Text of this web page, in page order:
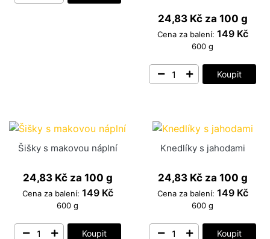
24,83 Kčza 100 g
Cena za balení: 149 Kč
600 g
Koupit
Šišky s makovou náplní
24,83 Kčza 100 g
Cena za balení: 149 Kč
600 g
Koupit
Knedlíky s jahodami
24,83 Kčza 100 g
Cena za balení: 149 Kč
600 g
Koupit